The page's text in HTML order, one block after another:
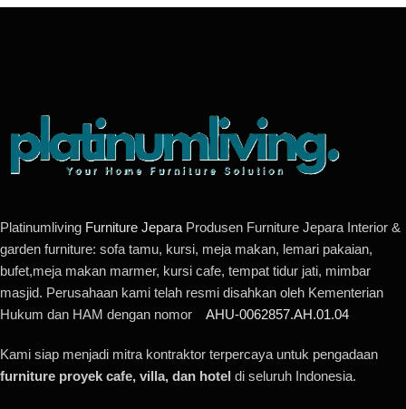
Platinumliving Furniture Jepara Produsen Furniture Jepara Interior &
garden furniture: sofa tamu, kursi, meja makan, lemari pakaian,
bufet,meja makan marmer, kursi cafe, tempat tidur jati, mimbar
masjid. Perusahaan kami telah resmi disahkan oleh Kementerian
Hukum dan HAM dengan nomor AHU-0062857.AH.01.04
Kami siap menjadi mitra kontraktor terpercaya untuk pengadaan
furniture proyek cafe, villa, dan hotel di seluruh Indonesia.